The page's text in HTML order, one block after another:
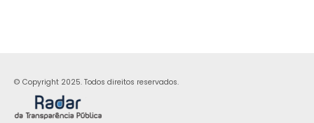
© Copyright 2025. Todos direitos reservados.